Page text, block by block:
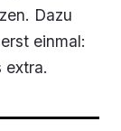
Dazu
einmal:
extra.